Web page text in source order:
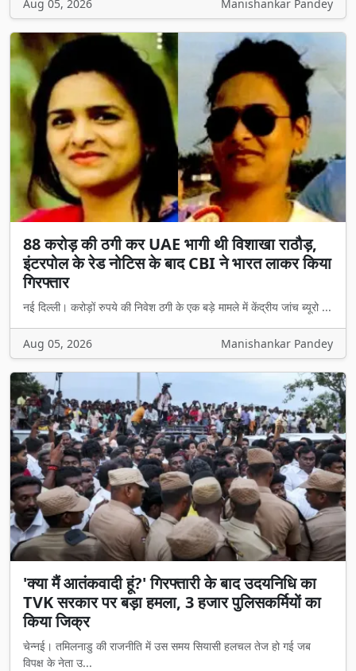
Aug 05, 2026 Manishankar Pandey
88 करोड़ की ठगी कर UAE भागी थी विशाखा राठौड़,
इंटरपोल के रेड नोटिस के बाद CBI ने भारत लाकर किया
गिरफ्तार
नई दिल्ली। करोड़ों रुपये की निवेश ठगी के एक बड़े मामले में केंद्रीय जांच ब्यूरो ...
Aug 05, 2026 Manishankar Pandey
'क्या मैं आतंकवादी हूं?' गिरफ्तारी के बाद उदयनिधि का
TVK सरकार पर बड़ा हमला, 3 हजार पुलिसकर्मियों का
किया जिक्र
चेन्नई। तमिलनाडु की राजनीति में उस समय सियासी हलचल तेज हो गई जब
विपक्ष के नेता उ...